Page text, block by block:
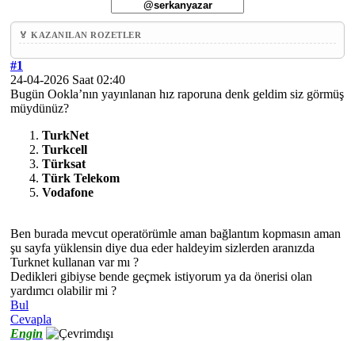
🏅 KAZANILAN ROZETLER
#1
24-04-2026 Saat 02:40
Bugün Ookla’nın yayınlanan hız raporuna denk geldim siz görmüş
müydünüz?
TurkNet
Turkcell
Türksat
Türk Telekom
Vodafone
Ben burada mevcut operatörümle aman bağlantım kopmasın aman
şu sayfa yüklensin diye dua eder haldeyim sizlerden aranızda
Turknet kullanan var mı ?
Dedikleri gibiyse bende geçmek istiyorum ya da önerisi olan
yardımcı olabilir mi ?
Bul
Cevapla
Engin